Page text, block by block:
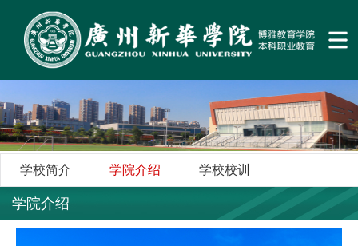
学校简介 学院介绍 学校校训
学院介绍